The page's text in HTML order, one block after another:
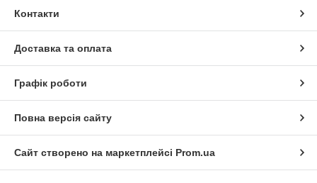
Контакти
Доставка та оплата
Графік роботи
Повна версія сайту
Сайт створено на маркетплейсі Prom.ua